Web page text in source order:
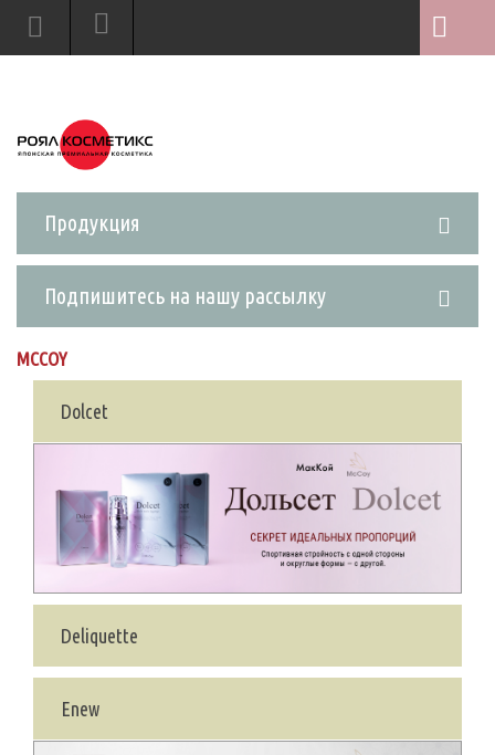
Продукция
Подпишитесь на нашу рассылку
MCCOY
Dolcet
Deliquette
Enew